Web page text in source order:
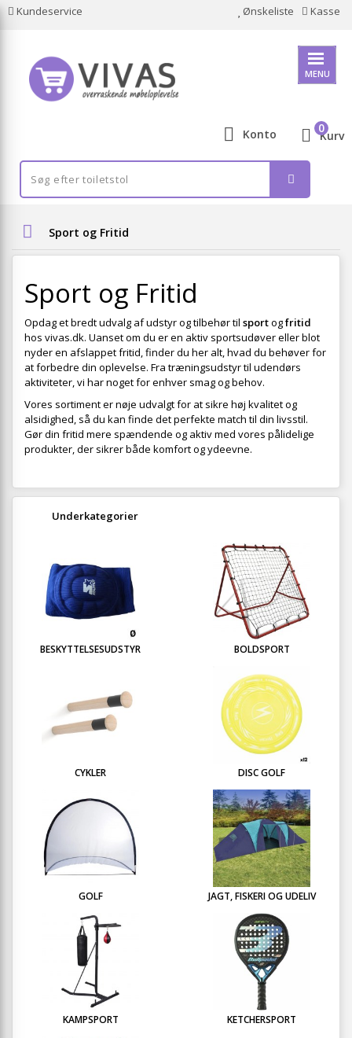
Kundeservice Ønskeliste Kasse
MENU
Konto Kurv
0
Sport og Fritid
Sport og Fritid
Opdag et bredt udvalg af udstyr og tilbehør til sportogfritid
hos vivas.dk. Uanset om du er en aktiv sportsudøver eller blot
nyder en afslappet fritid, finder du her alt, hvad du behøver for
at forbedre din oplevelse. Fra træningsudstyr til udendørs
aktiviteter, vi har noget for enhver smag og behov.
Vores sortiment er nøje udvalgt for at sikre høj kvalitet og
alsidighed, så du kan finde det perfekte match til din livsstil.
Gør din fritid mere spændende og aktiv med vores pålidelige
produkter, der sikrer både komfort og ydeevne.
Underkategorier
BESKYTTELSESUDSTYR BOLDSPORT
CYKLER DISC GOLF
GOLF JAGT, FISKERI OG UDELIV
KAMPSPORT KETCHERSPORT